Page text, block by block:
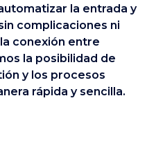
la entrada y
complicaciones ni
conexión entre
la posibilidad de
y los procesos
rápida y sencilla.